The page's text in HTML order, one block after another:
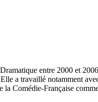
entre 2000 et
a travaillé notamment
Comédie-Française